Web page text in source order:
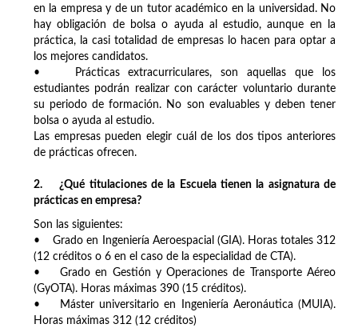
en la empresa y de un tutor académico en la universidad. No
hay obligación de bolsa o ayuda al estudio, aunque en la
práctica, la casi totalidad de empresas lo hacen para optar a
los mejores candidatos.
• Prácticas extracurriculares, son aquellas que los
estudiantes podrán realizar con carácter voluntario durante
su periodo de formación. No son evaluables y deben tener
bolsa o ayuda al estudio.
Las empresas pueden elegir cuál de los dos tipos anteriores
de prácticas ofrecen.
2. ¿Qué titulaciones de la Escuela tienen la asignatura de
prácticas en empresa?
Son las siguientes:
• Grado en Ingeniería Aeroespacial (GIA). Horas totales 312
(12 créditos o 6 en el caso de la especialidad de CTA).
• Grado en Gestión y Operaciones de Transporte Aéreo
(GyOTA). Horas máximas 390 (15 créditos).
• Máster universitario en Ingeniería Aeronáutica (MUIA).
Horas máximas 312 (12 créditos)